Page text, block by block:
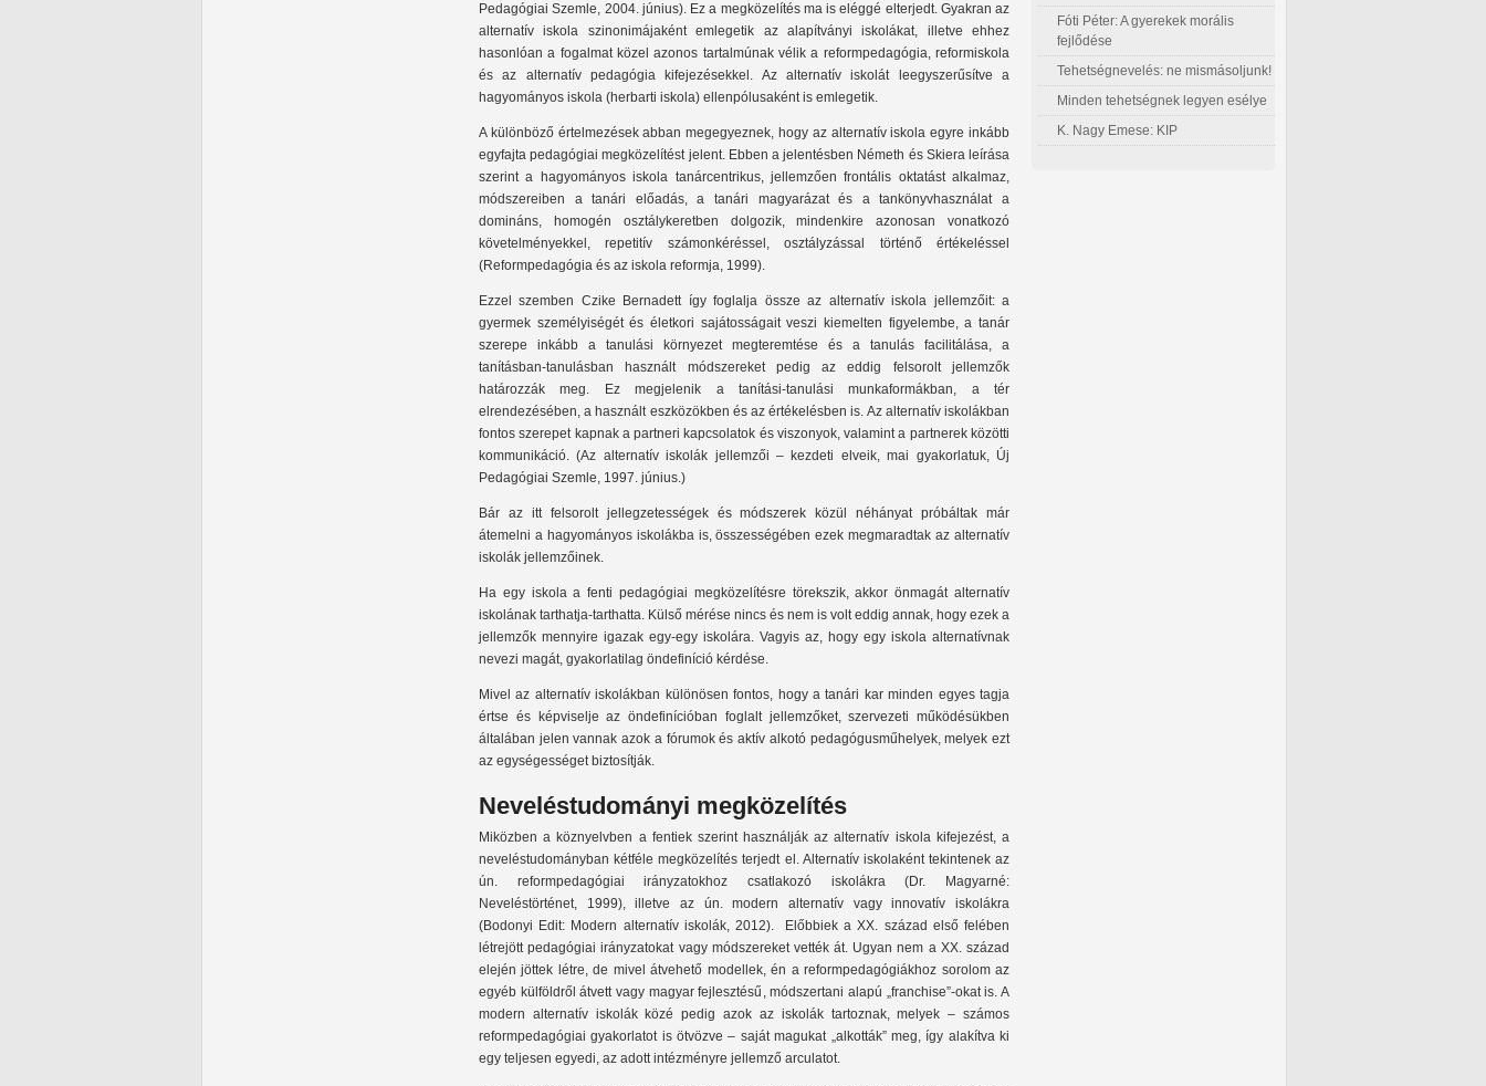
Pedagógiai Szemle, 2004. június). Ez a megközelítés ma is eléggé elterjedt. Gyakran az
alternatív iskola szinonimájaként emlegetik az alapítványi iskolákat, illetve ehhez
hasonlóan a fogalmat közel azonos tartalmúnak vélik a reformpedagógia, reformiskola
és az alternatív pedagógia kifejezésekkel. Az alternatív iskolát leegyszerűsítve a
hagyományos iskola (herbarti iskola) ellenpólusaként is emlegetik.
A különböző értelmezések abban megegyeznek, hogy az alternatív iskola egyre inkább
egyfajta pedagógiai megközelítést jelent. Ebben a jelentésben Németh és Skiera leírása
szerint a hagyományos iskola tanárcentrikus, jellemzően frontális oktatást alkalmaz,
módszereiben a tanári előadás, a tanári magyarázat és a tankönyvhasználat a
domináns, homogén osztálykeretben dolgozik, mindenkire azonosan vonatkozó
követelményekkel, repetitív számonkéréssel, osztályzással történő értékeléssel
(Reformpedagógia és az iskola reformja, 1999).
Ezzel szemben Czike Bernadett így foglalja össze az alternatív iskola jellemzőit: a
gyermek személyiségét és életkori sajátosságait veszi kiemelten figyelembe, a tanár
szerepe inkább a tanulási környezet megteremtése és a tanulás facilitálása, a
tanításban-tanulásban használt módszereket pedig az eddig felsorolt jellemzők
határozzák meg. Ez megjelenik a tanítási-tanulási munkaformákban, a tér
elrendezésében, a használt eszközökben és az értékelésben is. Az alternatív iskolákban
fontos szerepet kapnak a partneri kapcsolatok és viszonyok, valamint a partnerek közötti
kommunikáció. (Az alternatív iskolák jellemzői – kezdeti elveik, mai gyakorlatuk, Új
Pedagógiai Szemle, 1997. június.)
Bár az itt felsorolt jellegzetességek és módszerek közül néhányat próbáltak már
átemelni a hagyományos iskolákba is, összességében ezek megmaradtak az alternatív
iskolák jellemzőinek.
Ha egy iskola a fenti pedagógiai megközelítésre törekszik, akkor önmagát alternatív
iskolának tarthatja-tarthatta. Külső mérése nincs és nem is volt eddig annak, hogy ezek a
jellemzők mennyire igazak egy-egy iskolára. Vagyis az, hogy egy iskola alternatívnak
nevezi magát, gyakorlatilag öndefiníció kérdése.
Mivel az alternatív iskolákban különösen fontos, hogy a tanári kar minden egyes tagja
értse és képviselje az öndefinícióban foglalt jellemzőket, szervezeti működésükben
általában jelen vannak azok a fórumok és aktív alkotó pedagógusműhelyek, melyek ezt
az egységességet biztosítják.
Neveléstudományi megközelítés
Miközben a köznyelvben a fentiek szerint használják az alternatív iskola kifejezést, a
neveléstudományban kétféle megközelítés terjedt el. Alternatív iskolaként tekintenek az
ún. reformpedagógiai irányzatokhoz csatlakozó iskolákra (Dr. Magyarné:
Neveléstörténet, 1999), illetve az ún. modern alternatív vagy innovatív iskolákra
(Bodonyi Edit: Modern alternatív iskolák, 2012). Előbbiek a XX. század első felében
létrejött pedagógiai irányzatokat vagy módszereket vették át. Ugyan nem a XX. század
elején jöttek létre, de mivel átvehető modellek, én a reformpedagógiákhoz sorolom az
egyéb külföldről átvett vagy magyar fejlesztésű, módszertani alapú „franchise”-okat is. A
modern alternatív iskolák közé pedig azok az iskolák tartoznak, melyek – számos
reformpedagógiai gyakorlatot is ötvözve – saját magukat „alkották” meg, így alakítva ki
egy teljesen egyedi, az adott intézményre jellemző arculatot.
Fóti Péter: A gyerekek morális
fejlődése
Tehetségnevelés: ne mismásoljunk!
Minden tehetségnek legyen esélye
K. Nagy Emese: KIP